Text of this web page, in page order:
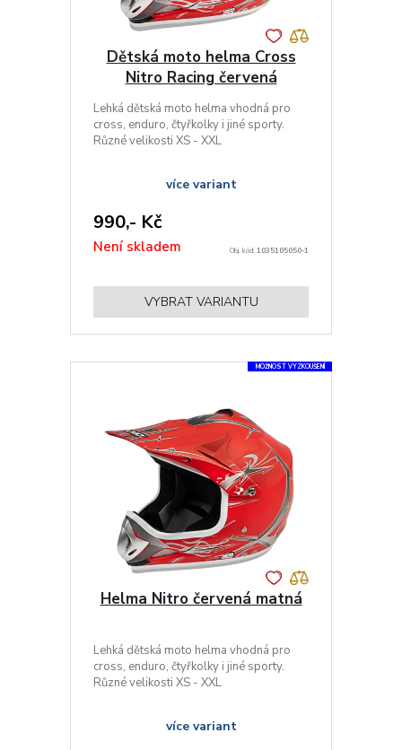
Dětská moto helma Cross
Nitro Racing červená
Lehká dětská moto helma vhodná pro
cross, enduro, čtyřkolky i jiné sporty.
Různé velikosti XS - XXL
více variant
990,- Kč
Není skladem Obj. kód:1035105050-1
VYBRAT VARIANTU
MOŽNOST VYZKOUŠENÍ
Helma Nitro červená matná
Lehká dětská moto helma vhodná pro
cross, enduro, čtyřkolky i jiné sporty.
Různé velikosti XS - XXL
více variant